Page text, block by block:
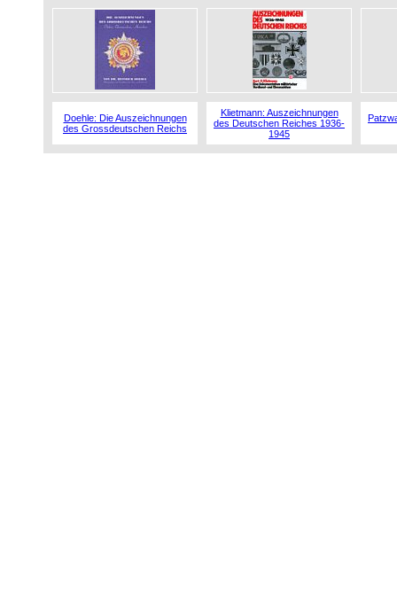
Doehle: Die Auszeichnungen
des Grossdeutschen Reichs
Klietmann: Auszeichnungen
des Deutschen Reiches 1936-
1945